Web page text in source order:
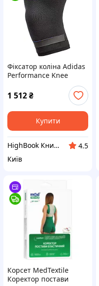
Фіксатор коліна Adidas
Performance Knee
Support чорний, синій
Уні S DC
1 512₴
Купити
HighBook Книжкова крамниця
4.5
Київ
Корсет MedTextile
Коректор постави